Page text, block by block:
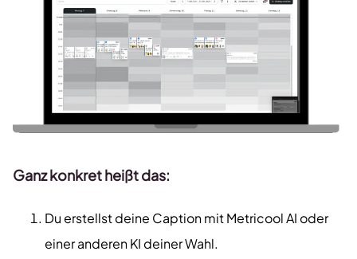
Ganz konkret heißt das:
Du erstellst deine Caption mit Metricool AI oder
einer anderen KI deiner Wahl.